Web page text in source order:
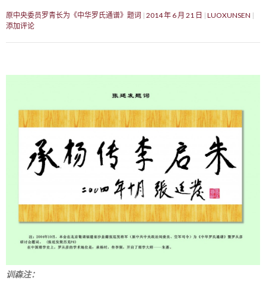
原中央委员罗青长为《中华罗氏通谱》题词 2014 年 6 月 21 日
LUOXUNSEN
添加评论
训森注：